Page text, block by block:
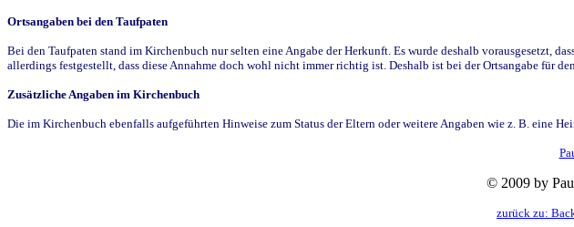
Ortsangaben bei den Taufpaten
Bei den Taufpaten stand im Kirchenbuch nur selten eine Angabe der Herkunft. Es wurde deshalb vorausgesetzt,
allerdings festgestellt, dass diese Annahme doch wohl nicht immer richtig ist. Deshalb ist bei der Ortsangabe für
Zusätzliche Angaben im Kirchenbuch
Die im Kirchenbuch ebenfalls aufgeführten Hinweise zum Status der Eltern oder weitere Angaben wie z. B. eine
© 2009 by
zurück zu: